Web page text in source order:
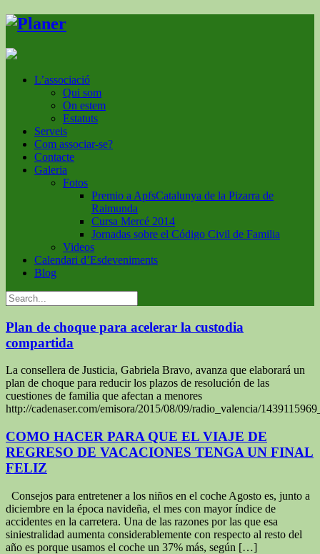
L’associació
Qui som
On estem
Estatuts
Serveis
Com associar-se?
Contacte
Galeria
Fotos
Premio a ApfsCatalunya de la Pizarra de
Raimunda
Cursa Mercé 2014
Jornadas sobre el Código Civil de Familia
Videos
Calendari d’Esdeveniments
Blog
Plan de choque para acelerar la custodia
compartida
La consellera de Justicia, Gabriela Bravo, avanza que elaborará un
plan de choque para reducir los plazos de resolución de las
cuestiones de familia que afectan a menores
http://cadenaser.com/emisora/2015/08/09/radio_valencia/
COMO HACER PARA QUE EL VIAJE DE
REGRESO DE VACACIONES TENGA UN FINAL
FELIZ
Consejos para entretener a los niños en el coche Agosto es, junto a
diciembre en la época navideña, el mes con mayor índice de
accidentes en la carretera. Una de las razones por las que esa
siniestralidad aumenta considerablemente con respecto al resto del
año es porque usamos el coche un 37% más, según […]